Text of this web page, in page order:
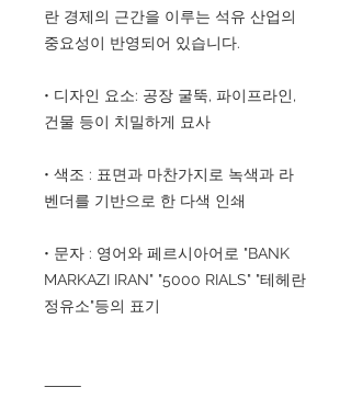
란 경제의 근간을 이루는 석유 산업의
중요성이 반영되어 있습니다.
• 디자인 요소: 공장 굴뚝, 파이프라인,
건물 등이 치밀하게 묘사
• 색조 : 표면과 마찬가지로 녹색과 라
벤더를 기반으로 한 다색 인쇄
• 문자 : 영어와 페르시아어로 "BANK
MARKAZI IRAN" "5000 RIALS" "테헤란
정유소"등의 표기
⸻